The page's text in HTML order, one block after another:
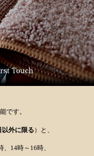
です。
以外に限る）と、
14時～16時、